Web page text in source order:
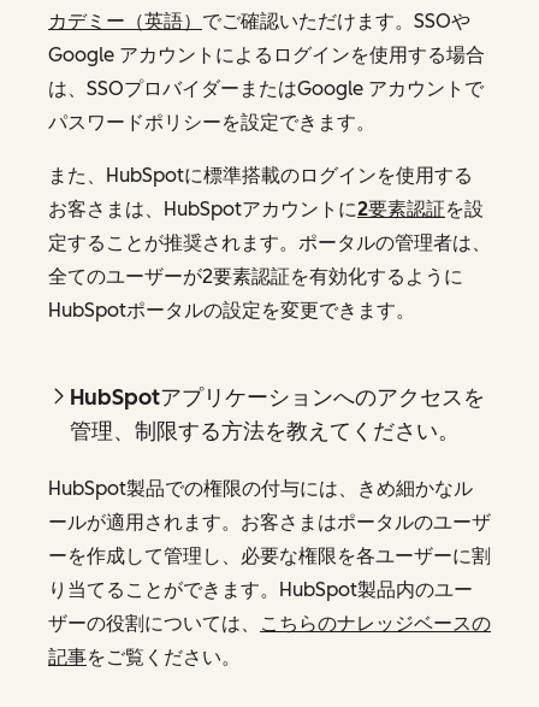
カデミー（英語） でご確認いただけます。SSOや
Google アカウントによるログインを使用する場合
は、SSOプロバイダーまたはGoogle アカウントで
パスワードポリシーを設定できます。
また、HubSpotに標準搭載のログインを使用する
お客さまは、HubSpotアカウントに2要素認証を設
定することが推奨されます。ポータルの管理者は、
全てのユーザーが2要素認証を有効化するように
HubSpotポータルの設定を変更できます。
HubSpotアプリケーションへのアクセスを
管理、制限する方法を教えてください。
HubSpot製品での権限の付与には、きめ細かなル
ールが適用されます。お客さまはポータルのユーザ
ーを作成して管理し、必要な権限を各ユーザーに割
り当てることができます。HubSpot製品内のユー
ザーの役割については、
こちらのナレッジベースの
記事をご覧ください。